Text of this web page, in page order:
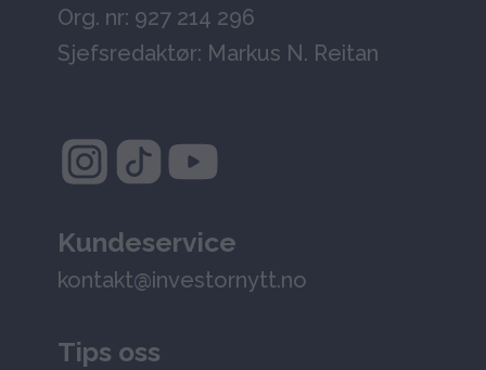
Org. nr: 927 214 296
Sjefsredaktør: Markus N. Reitan
Kundeservice
kontakt@investornytt.no
Tips oss